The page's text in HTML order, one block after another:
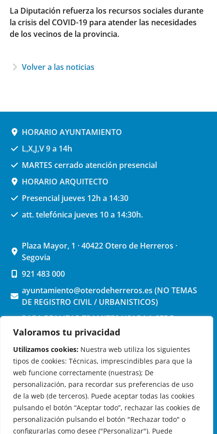
Valoramos tu privacidad
Utilizamos cookies: Nuestra web utiliza los siguientes
tipos de cookies: Técnicas, imprescindibles para que la
web funcione correctamente (nuestras); De
personalización, para recordar sus preferencias de uso
de la web (de terceros). Puede aceptar todas las cookies
pulsando el botón “Aceptar todo”, rechazar las cookies de
personalización pulsando el botón "Rechazar todo" o
configurarlas como desee ("Personalizar"). Puede
La Diputación refuerza los recursos sociales durante
la crisis del COVID-19 para atender las necesidades
de los vecinos de la provincia.
Volver a las noticias
HORARIO AYUNTAMIENTO
L,X,J,V 9 a 14h
MARTES cerrado atención presencial
HORARIO ARQUITECTO
Presencial jueves 12h a 14:30
att. telefónica jueves 10 a 14:30h.
Plaza Mayor, 1 · 40422 Otero de Herreros ·
Segovia
921 483 000
ayuntamiento@oterodeherreros.es (NO TEMAS
DE REGISTRO CIVIL / URBANISTICOS)
PARA REALIZAR TRAMITES USAR LA SEDE
ELECTRONICA (pinchar aquí)
OTERO DE HERREROS EN LAS REDES